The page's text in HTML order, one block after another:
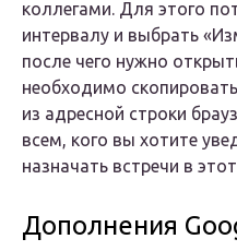
коллегами. Для этого
интервалу и выбрать
после чего нужно
необходимо
из адресной строки
всем, кого вы хотите
назначать встречи в
Дополнения